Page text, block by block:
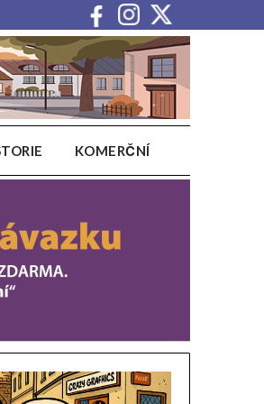
KOMERČNÍ